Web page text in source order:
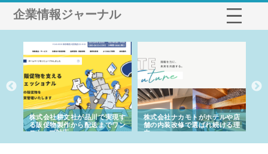
企業情報ジャーナル
株式会社耕文社が品川で実現す
る販促物製作から配送までワン
ストップ対応
株式会社ナカモトがホテルや店
舗の内装改修で選ばれ続ける理
由